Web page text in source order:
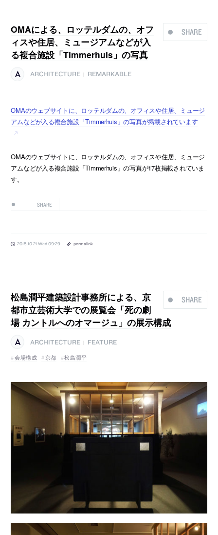
SHARE
OMAによる、ロッテルダムの、オフ
ィスや住居、ミュージアムなどが入
る複合施設「Timmerhuis」の写真
ARCHITECTURE REMARKABLE
OMAのウェブサイトに、ロッテルダムの、オフィスや住居、ミュージ
アムなどが入る複合施設「Timmerhuis」の写真が掲載されています
OMAのウェブサイトに、ロッテルダムの、オフィスや住居、ミュージ
アムなどが入る複合施設「Timmerhuis」の写真が17枚掲載されていま
す。
SHARE
2015.10.21 Wed 09:29 permalink
SHARE
松島潤平建築設計事務所による、京
都市立芸術大学での展覧会「死の劇
場 カントルへのオマージュ」の展示構成
ARCHITECTURE
FEATURE
会場構成
京都 松島潤平